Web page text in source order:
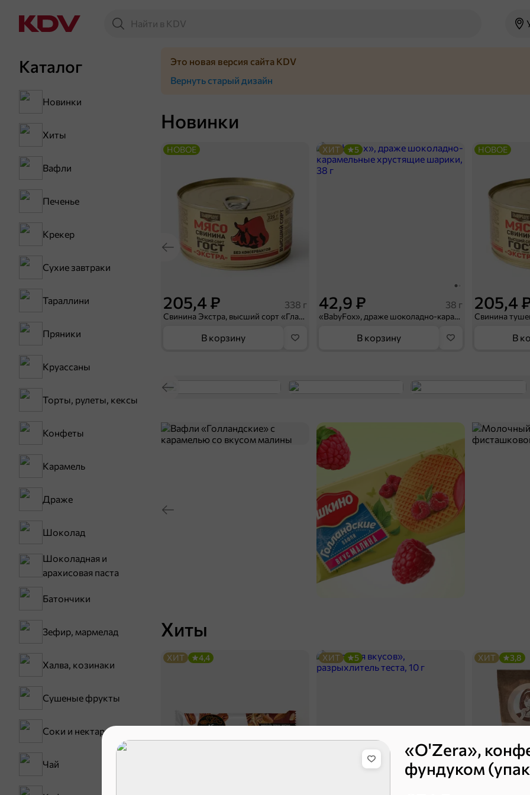
«O'Zera»,
фундуком
Каталог
Новинки
Хиты
Вафли
Печенье
Крекер
Сухие завтраки
Тараллини
Пряники
Круассаны
Торты, рулеты, кексы
Конфеты
Карамель
Драже
Шоколад
Шоколадная и
арахисовая паста
Батончики
Зефир, мармелад
Халва, козинаки
Сушеные фрукты
Соки и нектары
Чай
Новинки
205,4 ₽ 338 г
Свинина Экстра, высший сорт «Главпродукт», 338 г
НОВОЕ
В корзину
42,9 ₽ 38 г
«BabyFox», драже шоколадно-карамельные хрустящие шарики, 38 г
ХИТ 5
В корзину
205,4
НОВОЕ
В
Хиты
ХИТ 4,4 ХИТ 5 ХИТ 3,8
Это новая версия сайта KDV
Вернуть старый дизайн